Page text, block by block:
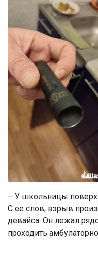
– У школьницы
С ее слов, взрыв
девайса. Он лежал
проходить